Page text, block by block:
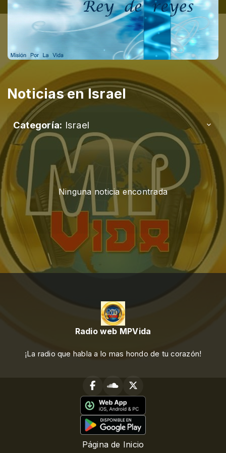
Noticias en Israel
Categoría: Israel
Ninguna noticia encontrada
Radio web MPVida
¡La radio que habla a lo mas hondo de tu corazón!
Página de Inicio